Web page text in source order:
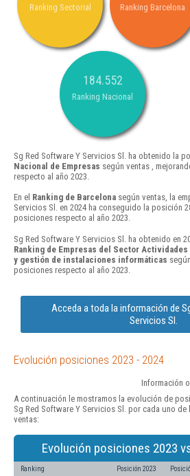
Ranking Sectorial Ranking Barcelona
184.552
Ranking Nacional
Sg Red Software Y Servicios Sl. ha obtenido la
Nacional de Empresas según ventas ,
respecto al año 2023.
En el Ranking de Barcelona según ventas, la
Servicios Sl. en 2024 ha conseguido la posición
posiciones respecto al año 2023.
Sg Red Software Y Servicios Sl. ha obtenido en
Ranking de Empresas del Sector
y gestión de instalaciones informáticas
posiciones respecto al año 2023.
Acceda a toda la información de
Servicios Sl.
Evolución posiciones 2023 - 2024
Información
A continuación le mostramos la evolución de
Sg Red Software Y Servicios Sl. por cada uno
ventas:
Evolución posiciones 2023
Ranking Posición 2023